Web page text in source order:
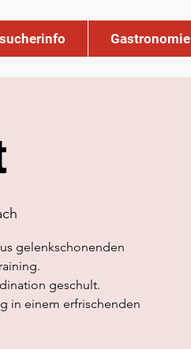
Gastronomie
gelenkschonenden
geschult.
in einem erfrischenden